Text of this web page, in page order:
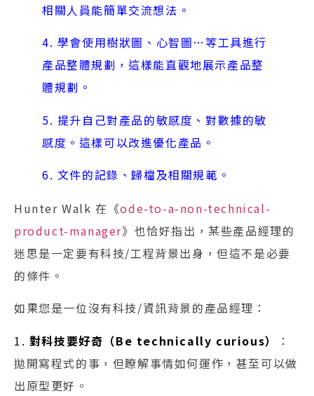
相關人員能簡單交流想法。
4. 學會使用樹狀圖、心智圖…等工具進行
產品整體規劃，這樣能直觀地展示產品整
體規劃。
5. 提升自己對產品的敏感度、對數據的敏
感度。這樣可以改進優化產品。
6. 文件的記錄、歸檔及相關規範。
Hunter Walk 在《ode-to-a-non-technical-
product-manager》也恰好指出，某些產品經理的
迷思是一定要有科技/工程背景出身，但這不是必要
的條件。
如果您是一位沒有科技/資訊背景的產品經理：
1. 對科技要好奇（Be technically curious）
：
拋開寫程式的事，但瞭解事情如何運作，甚至可以做
出原型更好。